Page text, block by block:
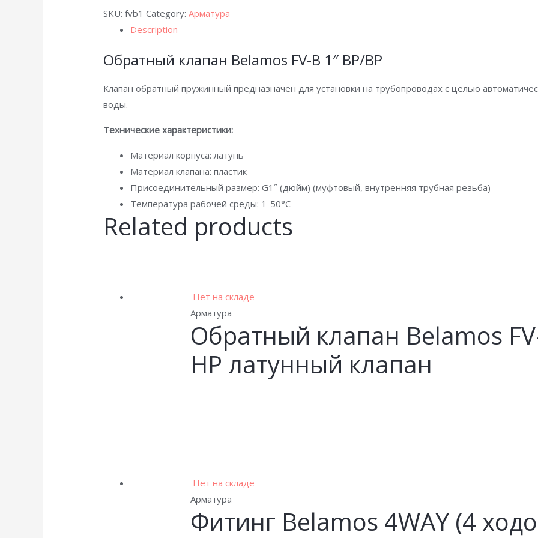
SKU:fvb1 Category:Арматура
Description
Обратный клапан Belamos FV-B 1″ ВР/ВР
Клапан обратный пружинный предназначен для установки на трубопроводах с целью
воды.
Технические характеристики:
Материал корпуса: латунь
Материал клапана: пластик
Присоединительный размер: G1˝ (дюйм) (муфтовый, внутренняя трубная резьба)
Температура рабочей среды: 1-50°С
Related products
Нет на складе
Арматура
Обратный клапан Belamos
НР латунный клапан
Нет на складе
Арматура
Фитинг Belamos 4WAY (4